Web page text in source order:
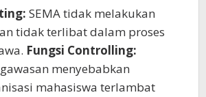
SEMA tidak melakukan
tidak terlibat dalam proses
Fungsi Controlling:
menyebabkan
mahasiswa terlambat